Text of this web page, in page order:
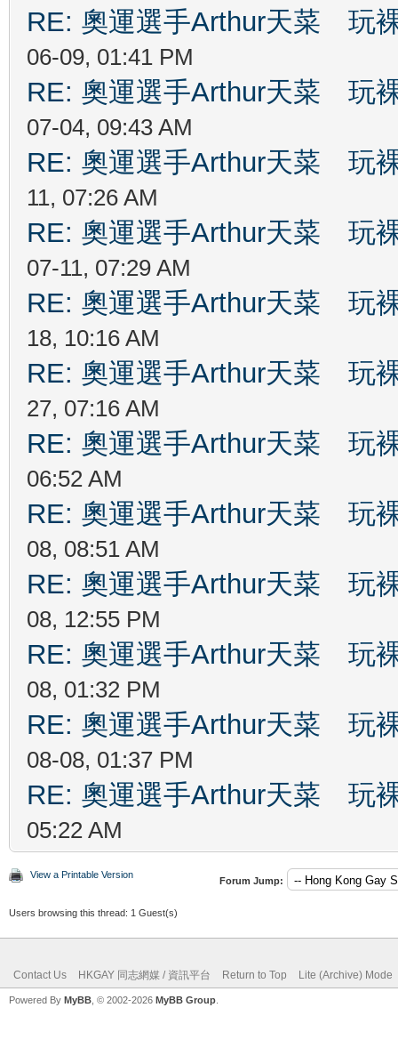
RE: 奧運選手Arthur天菜 玩
06-09, 01:41 PM
RE: 奧運選手Arthur天菜 玩
07-04, 09:43 AM
RE: 奧運選手Arthur天菜 玩
11, 07:26 AM
RE: 奧運選手Arthur天菜 玩
07-11, 07:29 AM
RE: 奧運選手Arthur天菜 玩
18, 10:16 AM
RE: 奧運選手Arthur天菜 玩
27, 07:16 AM
RE: 奧運選手Arthur天菜 玩
06:52 AM
RE: 奧運選手Arthur天菜 玩
08, 08:51 AM
RE: 奧運選手Arthur天菜 玩
08, 12:55 PM
RE: 奧運選手Arthur天菜 玩
08, 01:32 PM
RE: 奧運選手Arthur天菜 玩
08-08, 01:37 PM
RE: 奧運選手Arthur天菜 玩
05:22 AM
View a Printable Version
Forum Jump:
Users browsing this thread: 1 Guest(s)
Contact Us HKGAY 同志網媒 / 資訊平台 Return to Top Lite (Archive) Mode
Powered By MyBB , © 2002-2026 MyBB Group